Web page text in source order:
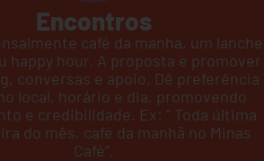
Encontros
café da manha, um lanche
happy hour. A proposta e promover
conversas e apoio. Dê preferência
local, horário e dia, promovendo
e credibilidade. Ex: ” Toda última
do mês, café da manhã no Minas
Café”.